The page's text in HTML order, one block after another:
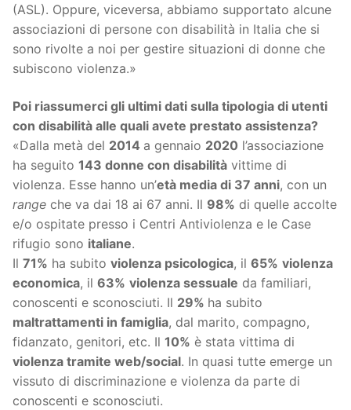
(ASL). Oppure, viceversa, abbiamo supportato alcune
associazioni di persone con disabilità in Italia che si
sono rivolte a noi per gestire situazioni di donne che
subiscono violenza.»
Poi riassumerci gli ultimi dati sulla tipologia di utenti
con disabilità alle quali avete prestato assistenza?
«Dalla metà del 2014 a gennaio 2020 l’associazione
ha seguito 143 donne con disabilità vittime di
violenza. Esse hanno un’età media di 37 anni, con un
range che va dai 18 ai 67 anni. Il 98% di quelle accolte
e/o ospitate presso i Centri Antiviolenza e le Case
rifugio sono italiane.
Il 71% ha subito violenza psicologica, il 65% violenza
economica, il 63% violenza sessuale da familiari,
conoscenti e sconosciuti. Il 29% ha subito
maltrattamenti in famiglia, dal marito, compagno,
fidanzato, genitori, etc. Il 10% è stata vittima di
violenza tramite web/social. In quasi tutte emerge un
vissuto di discriminazione e violenza da parte di
conoscenti e sconosciuti.